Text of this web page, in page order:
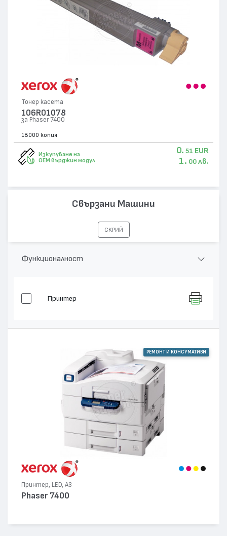
Тонер касета
106R01078
за Phaser 7400
18000 копия
Изкупуване на
OEM върджин модул
0. 51 EUR
1. 00 лв.
Свързани Машини
СКРИЙ
Функционалност
Принтер
РЕМОНТ И КОНСУМАТИВИ
Принтер, LED, А3
Phaser 7400